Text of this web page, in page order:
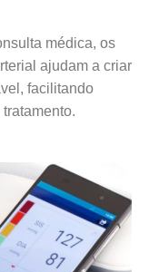
médica, os
ajudam a criar
facilitando